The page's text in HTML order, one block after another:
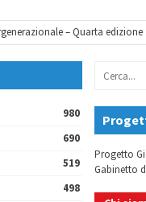
– Quarta edizione
980
690
519
498
Progetto
Gabinetto